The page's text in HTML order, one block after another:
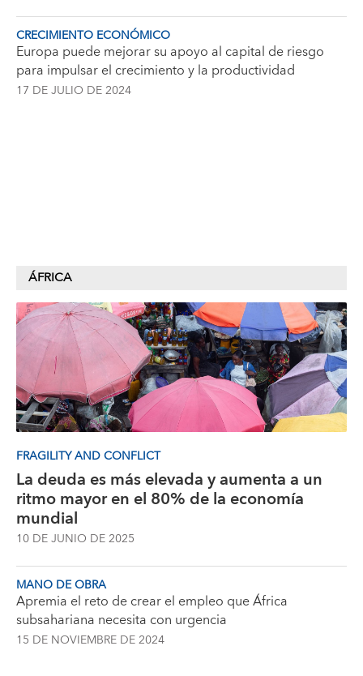
CRECIMIENTO ECONÓMICO
Europa puede mejorar su apoyo al capital de riesgo
para impulsar el crecimiento y la productividad
17 DE JULIO DE 2024
ÁFRICA
FRAGILITY AND CONFLICT
La deuda es más elevada y aumenta a un
ritmo mayor en el 80% de la economía
mundial
10 DE JUNIO DE 2025
MANO DE OBRA
Apremia el reto de crear el empleo que África
subsahariana necesita con urgencia
15 DE NOVIEMBRE DE 2024